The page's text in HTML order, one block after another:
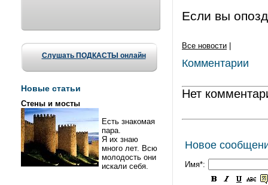
Слушать ПОДКАСТЫ онлайн
Новые статьи
Стены и мосты
Есть знакомая
пара.
Я их знаю
много лет. Всю
молодость они
искали себя.
Если вы
Все новости
Комментарии
Нет
Новое
Имя*: